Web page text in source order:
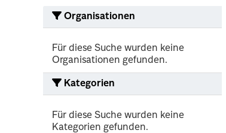
Organisationen
Für diese Suche wurden keine
Organisationen gefunden.
Kategorien
Für diese Suche wurden keine
Kategorien gefunden.